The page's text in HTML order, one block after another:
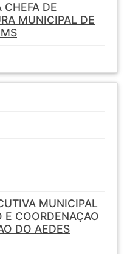
CHEFA DE
MUNICIPAL DE
MUNICIPAL
E COORDENAÇAO
DO AEDES